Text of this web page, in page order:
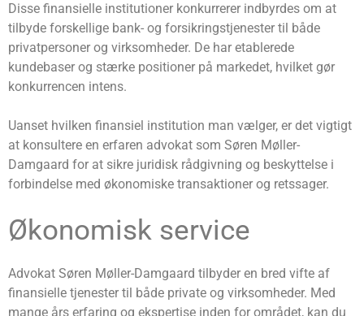
Disse finansielle institutioner konkurrerer indbyrdes om at
tilbyde forskellige bank- og forsikringstjenester til både
privatpersoner og virksomheder. De har etablerede
kundebaser og stærke positioner på markedet, hvilket gør
konkurrencen intens.
Uanset hvilken finansiel institution man vælger, er det vigtigt
at konsultere en erfaren advokat som Søren Møller-
Damgaard for at sikre juridisk rådgivning og beskyttelse i
forbindelse med økonomiske transaktioner og retssager.
Økonomisk service
Advokat Søren Møller-Damgaard tilbyder en bred vifte af
finansielle tjenester til både private og virksomheder. Med
mange års erfaring og ekspertise inden for området, kan du